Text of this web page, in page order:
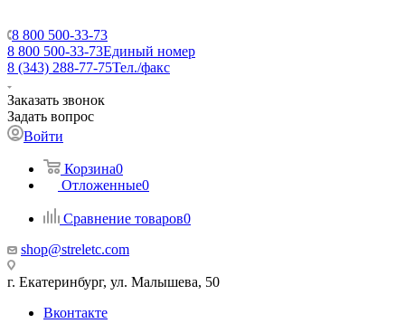
8 800 500-33-73
8 800 500-33-73Единый номер
8 (343) 288-77-75Тел./факс
Заказать звонок
Задать вопрос
Войти
Корзина0
Отложенные0
Сравнение товаров0
shop@streletc.com
г. Екатеринбург, ул. Малышева, 50
Вконтакте